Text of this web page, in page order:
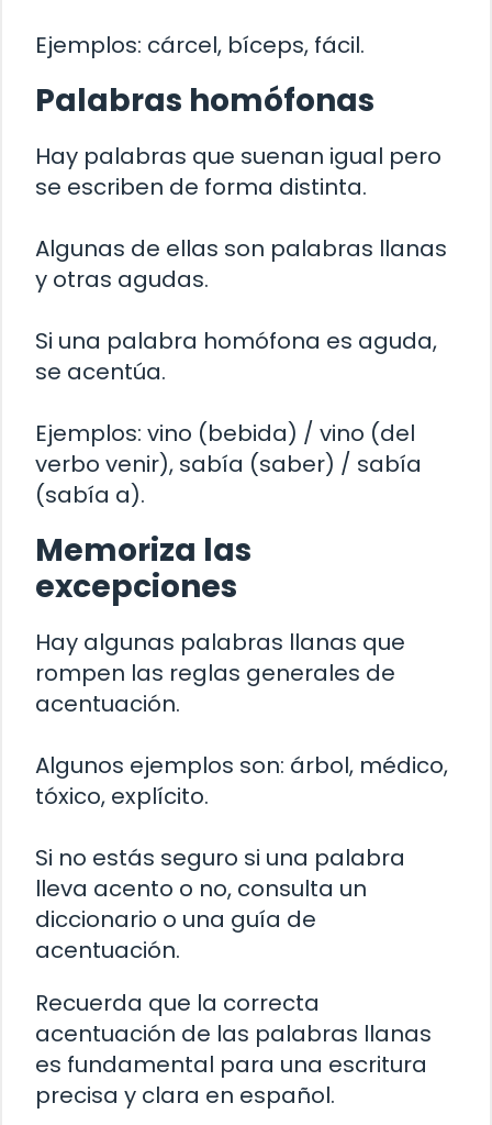
Ejemplos: cárcel, bíceps, fácil.
Palabras homófonas
Hay palabras que suenan igual pero
se escriben de forma distinta.
Algunas de ellas son palabras llanas
y otras agudas.
Si una palabra homófona es aguda,
se acentúa.
Ejemplos: vino (bebida) / vino (del
verbo venir), sabía (saber) / sabía
(sabía a).
Memoriza las
excepciones
Hay algunas palabras llanas que
rompen las reglas generales de
acentuación.
Algunos ejemplos son: árbol, médico,
tóxico, explícito.
Si no estás seguro si una palabra
lleva acento o no, consulta un
diccionario o una guía de
acentuación.
Recuerda que la correcta
acentuación de las palabras llanas
es fundamental para una escritura
precisa y clara en español.